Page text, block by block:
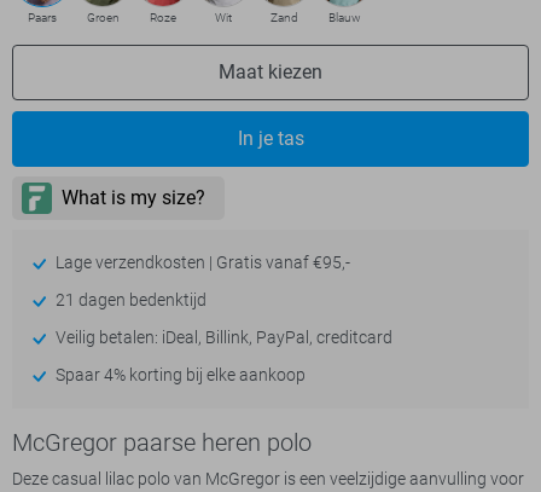
Paars Groen Roze Wit Zand Blauw
Maat kiezen
In je tas
Lage verzendkosten | Gratis vanaf €95,-
21 dagen bedenktijd
Veilig betalen: iDeal, Billink, PayPal, creditcard
Spaar 4% korting bij elke aankoop
McGregor paarse heren polo
Deze casual lilac polo van McGregor is een veelzijdige aanvulling voor